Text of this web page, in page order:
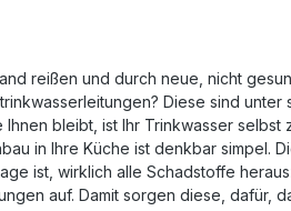
reißen und durch neue, nicht
Diese sind
bleibt, ist Ihr Trinkwasser
in Ihre Küche ist denkbar simpel.
ist, wirklich alle Schadstoffe
auf. Damit sorgen diese, dafür,